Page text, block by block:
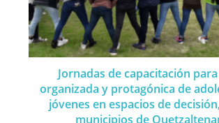
Jornadas de capacitación
organizada y protagónica de
jóvenes en espacios de
municipios de